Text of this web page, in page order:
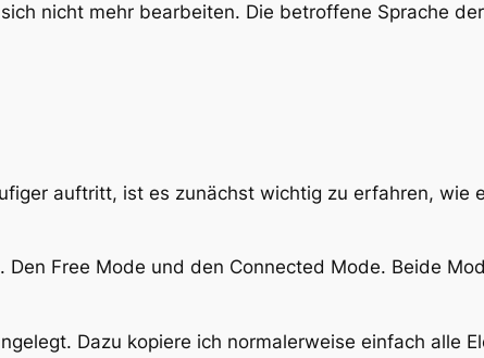
nicht mehr bearbeiten. Die betroffene Sprache
auftritt, ist es zunächst wichtig zu erfahren, wie
Free Mode und den Connected Mode. Beide
Dazu kopiere ich normalerweise einfach alle